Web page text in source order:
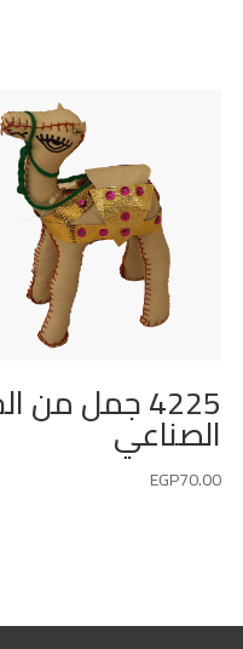
4225 جمل من
الصناعي
EGP70.00